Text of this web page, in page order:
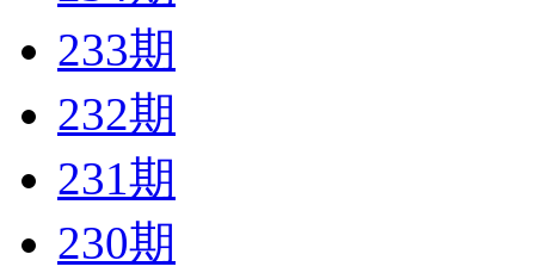
233期
232期
231期
230期